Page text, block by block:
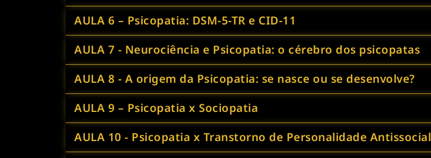
AULA 6 – Psicopatia: DSM-5-TR e CID-11
AULA 7 - Neurociência e Psicopatia: o cérebro dos psicopatas
AULA 8 - A origem da Psicopatia: se nasce ou se desenvolve?
AULA 9 – Psicopatia x Sociopatia
AULA 10 - Psicopatia x Transtorno de Personalidade Antissocial